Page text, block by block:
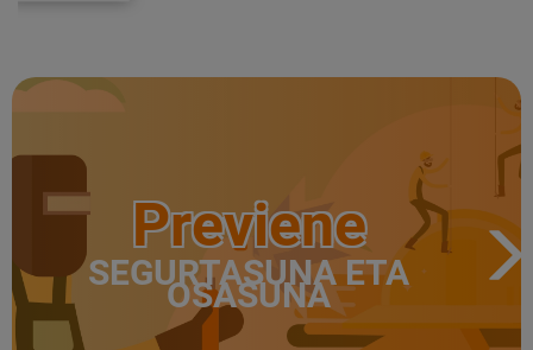
Previene
SEGURTASUNA ETA
OSASUNA